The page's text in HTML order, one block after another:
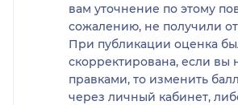
вам уточнение по этому
сожалению, не получили
При публикации оценка
скорректирована, если вы
правками, то изменить
через личный кабинет,